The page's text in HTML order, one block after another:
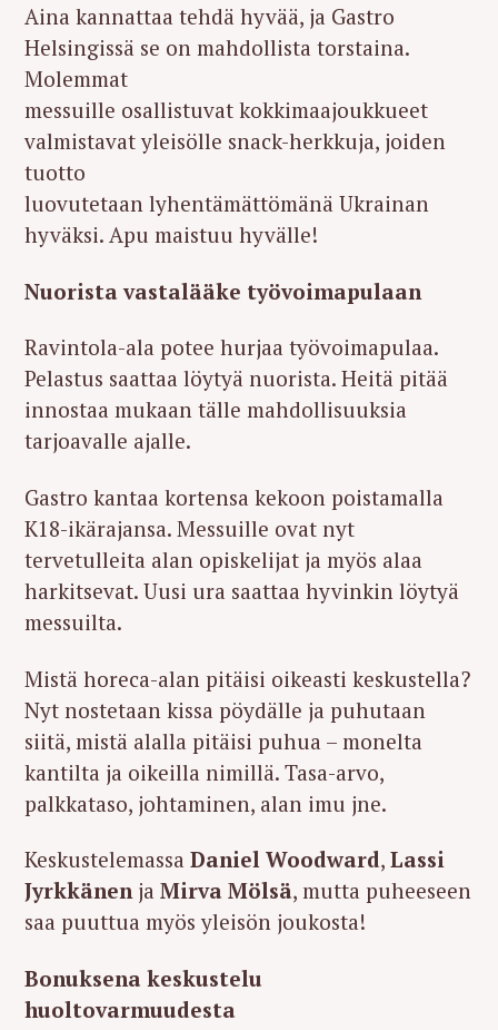
Aina kannattaa tehdä hyvää, ja Gastro
Helsingissä se on mahdollista torstaina.
Molemmat
messuille osallistuvat kokkimaajoukkueet
valmistavat yleisölle snack-herkkuja, joiden
tuotto
luovutetaan lyhentämättömänä Ukrainan
hyväksi. Apu maistuu hyvälle!
Nuorista vastalääke työvoimapulaan
Ravintola-ala potee hurjaa työvoimapulaa.
Pelastus saattaa löytyä nuorista. Heitä pitää
innostaa mukaan tälle mahdollisuuksia
tarjoavalle ajalle.
Gastro kantaa kortensa kekoon poistamalla
K18-ikärajansa. Messuille ovat nyt
tervetulleita alan opiskelijat ja myös alaa
harkitsevat. Uusi ura saattaa hyvinkin löytyä
messuilta.
Mistä horeca-alan pitäisi oikeasti keskustella?
Nyt nostetaan kissa pöydälle ja puhutaan
siitä, mistä alalla pitäisi puhua – monelta
kantilta ja oikeilla nimillä. Tasa-arvo,
palkkataso, johtaminen, alan imu jne.
Keskustelemassa Daniel Woodward, Lassi
Jyrkkänenja Mirva Mölsä, mutta puheeseen
saa puuttua myös yleisön joukosta!
Bonuksena keskustelu
huoltovarmuudesta